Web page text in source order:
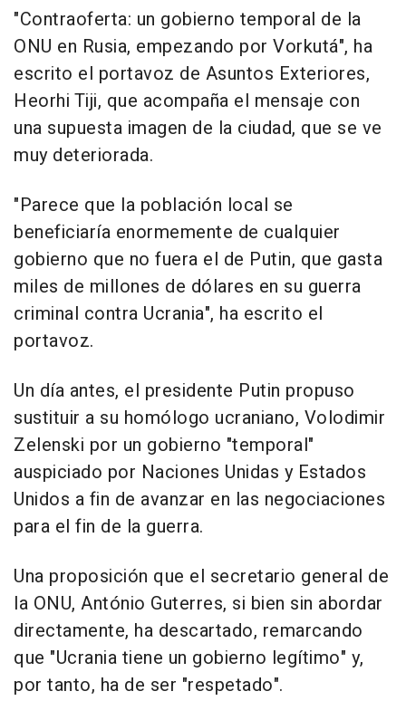
"Contraoferta: un gobierno temporal de la
ONU en Rusia, empezando por Vorkutá", ha
escrito el portavoz de Asuntos Exteriores,
Heorhi Tiji, que acompaña el mensaje con
una supuesta imagen de la ciudad, que se ve
muy deteriorada.
"Parece que la población local se
beneficiaría enormemente de cualquier
gobierno que no fuera el de Putin, que gasta
miles de millones de dólares en su guerra
criminal contra Ucrania", ha escrito el
portavoz.
Un día antes, el presidente Putin propuso
sustituir a su homólogo ucraniano, Volodimir
Zelenski por un gobierno "temporal"
auspiciado por Naciones Unidas y Estados
Unidos a fin de avanzar en las negociaciones
para el fin de la guerra.
Una proposición que el secretario general de
la ONU, António Guterres, si bien sin abordar
directamente, ha descartado, remarcando
que "Ucrania tiene un gobierno legítimo" y,
por tanto, ha de ser "respetado".